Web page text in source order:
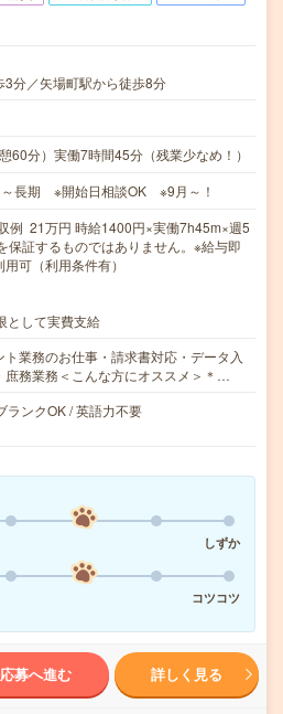
3分／矢場町駅から徒歩8分
60分）実働7時間45分（残業少なめ！）
長期 ※開始日相談OK ※9月～！
21万円 時給1400円×実働7h45m×週5
保証するものではありません。※給与即
可（利用条件有）
として実費支給
業務のお仕事・請求書対応・データ入
庶務業務＜こんな方にオススメ＞＊…
ランクOK / 英語力不要
しずか
コツコツ
応募へ進む 詳しく見る